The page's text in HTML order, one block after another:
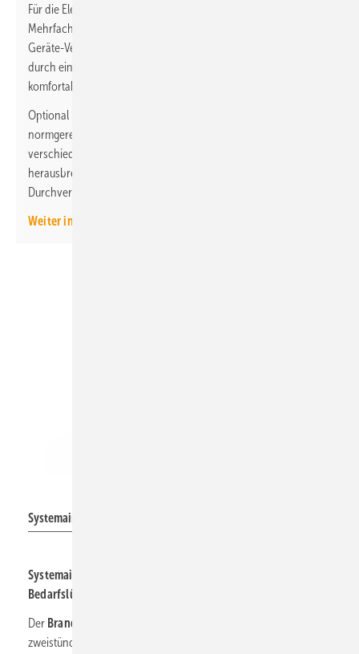
Für die Elektro-Installation in Hohlwänden bietet Kaiser luftdichte
Mehrfachdosen in Zwei-, Drei- und Vierfach-Ausführung an. Die
Geräte-Verbindungsdosen
durch eine Einbauöffnung ohne räumliche Trennung für die
komfortable Installation vorverdrahteter Geräteeinsätze aus.
Optional lassen sich einsteckbare Trennstege nutzen, um eine
normgerechte Trennung der Einbauöffnungen bei
verschiedenen Stromkreisen zu gewährleisten. Eine
herausbrechbare Kante erlaubt zudem die frontseitige
Durchverdrahtung selbst bei eingesetztem Trennsteg.
Weiter informieren
Systemair: Brandgas-Ventilator AXC(F)-E 1250.
Systemair: Brandgas-Ventilator ­bis 175 000 m
Bedarfs­lüftung
Der Brandgas-Axialventilator AXC (F)-E 1250
zweistündige Entrauchung bei 400 °C entwickelt und erreicht